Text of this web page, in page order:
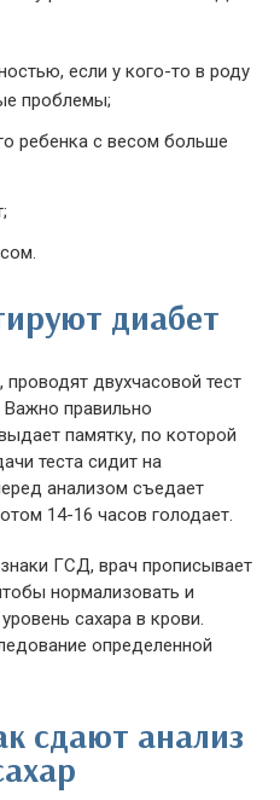
если у кого-то в роду
проблемы;
ребенка с весом больше
диабет
двухчасовой тест
Важно правильно
памятку, по которой
теста сидит на
анализом съедает
14-16 часов голодает.
ГСД, врач прописывает
нормализовать и
сахара в крови.
определенной
сдают анализ